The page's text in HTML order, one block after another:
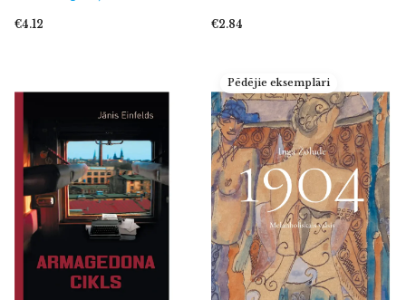
€4.12 €2.84
Pēdējie eksemplāri